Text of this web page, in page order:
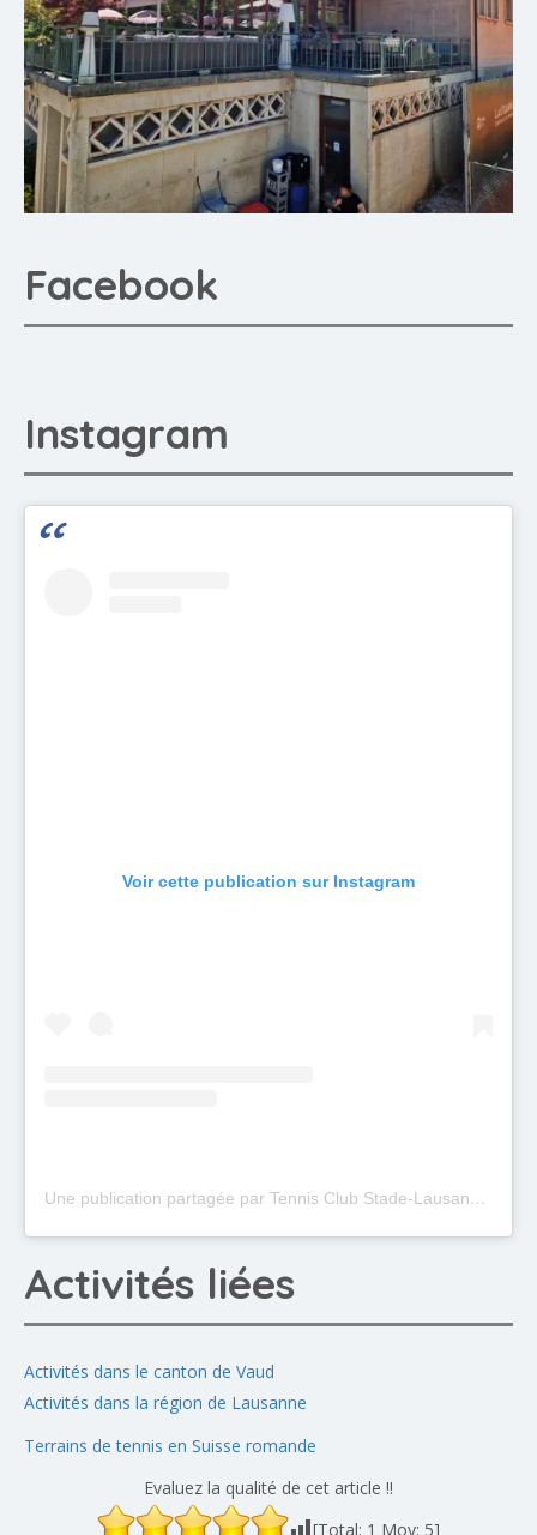
Facebook
Instagram
Voir cette publication sur Instagram
Une publication partagée par Tennis Club Stade-Lausanne (@tennislausanne)
Activités liées
Activités dans le canton de Vaud
Activités dans la région de Lausanne
Terrains de tennis en Suisse romande
Evaluez la qualité de cet article !!
[Total: 1 Moy: 5]